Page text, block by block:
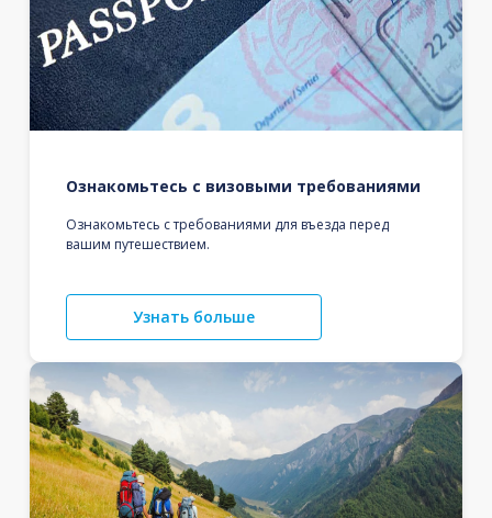
Ознакомьтесь с визовыми требованиями
Ознакомьтесь с требованиями для въезда перед
вашим путешествием.
Узнать больше